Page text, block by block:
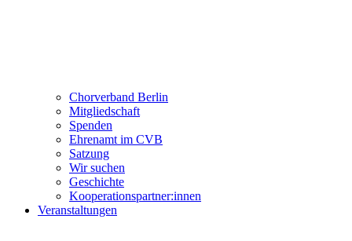
Chorverband Berlin
Mitgliedschaft
Spenden
Ehrenamt im CVB
Satzung
Wir suchen
Geschichte
Kooperationspartner:innen
Veranstaltungen